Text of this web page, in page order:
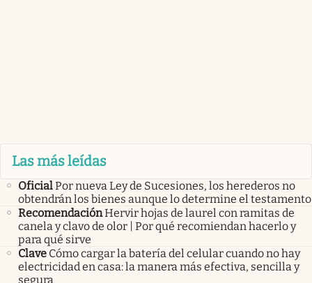
Las más leídas
OficialPor nueva Ley de Sucesiones, los herederos no
obtendrán los bienes aunque lo determine el testamento
RecomendaciónHervir hojas de laurel con ramitas de
canela y clavo de olor | Por qué recomiendan hacerlo y
para qué sirve
Clave Cómo cargar la batería del celular cuando no hay
electricidad en casa: la manera más efectiva, sencilla y
segura